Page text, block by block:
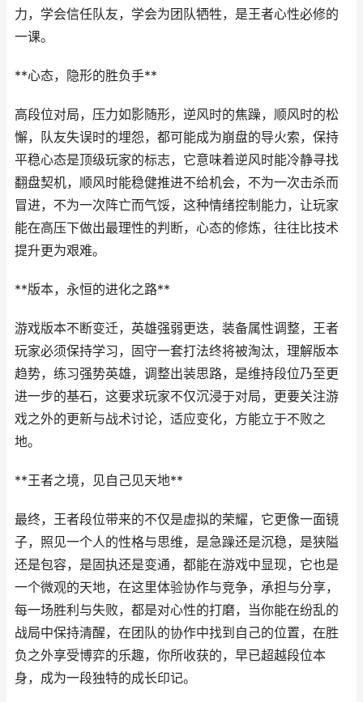
力，学会信任队友，学会为团队牺牲，是王者心性必修的
一课。
**心态，隐形的胜负手**
高段位对局，压力如影随形，逆风时的焦躁，顺风时的松
懈，队友失误时的埋怨，都可能成为崩盘的导火索，保持
平稳心态是顶级玩家的标志，它意味着逆风时能冷静寻找
翻盘契机，顺风时能稳健推进不给机会，不为一次击杀而
冒进，不为一次阵亡而气馁，这种情绪控制能力，让玩家
能在高压下做出最理性的判断，心态的修炼，往往比技术
提升更为艰难。
**版本，永恒的进化之路**
游戏版本不断变迁，英雄强弱更迭，装备属性调整，王者
玩家必须保持学习，固守一套打法终将被淘汰，理解版本
趋势，练习强势英雄，调整出装思路，是维持段位乃至更
进一步的基石，这要求玩家不仅沉浸于对局，更要关注游
戏之外的更新与战术讨论，适应变化，方能立于不败之
地。
**王者之境，见自己见天地**
最终，王者段位带来的不仅是虚拟的荣耀，它更像一面镜
子，照见一个人的性格与思维，是急躁还是沉稳，是狭隘
还是包容，是固执还是变通，都能在游戏中显现，它也是
一个微观的天地，在这里体验协作与竞争，承担与分享，
每一场胜利与失败，都是对心性的打磨，当你能在纷乱的
战局中保持清醒，在团队的协作中找到自己的位置，在胜
负之外享受博弈的乐趣，你所收获的，早已超越段位本
身，成为一段独特的成长印记。